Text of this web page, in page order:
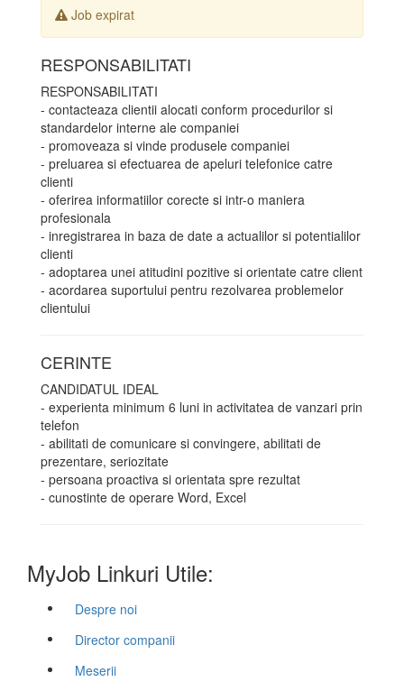
Job expirat
RESPONSABILITATI
RESPONSABILITATI
- contacteaza clientii alocati conform procedurilor si
standardelor interne ale companiei
- promoveaza si vinde produsele companiei
- preluarea si efectuarea de apeluri telefonice catre
clienti
- oferirea informatiilor corecte si intr-o maniera
profesionala
- inregistrarea in baza de date a actualilor si potentialilor
clienti
- adoptarea unei atitudini pozitive si orientate catre client
- acordarea suportului pentru rezolvarea problemelor
clientului
CERINTE
CANDIDATUL IDEAL
- experienta minimum 6 luni in activitatea de vanzari prin
telefon
- abilitati de comunicare si convingere, abilitati de
prezentare, seriozitate
- persoana proactiva si orientata spre rezultat
- cunostinte de operare Word, Excel
MyJob Linkuri Utile:
Despre noi
Director companii
Meserii